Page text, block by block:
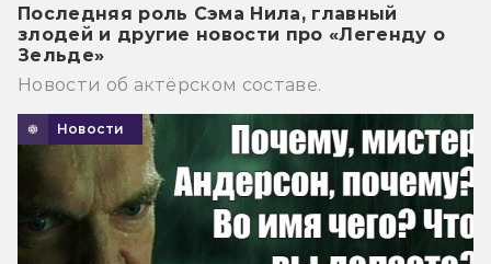
Последняя роль Сэма Нила, главный
злодей и другие новости про «Легенду о
Зельде»
Новости об актёрском составе.
Новости